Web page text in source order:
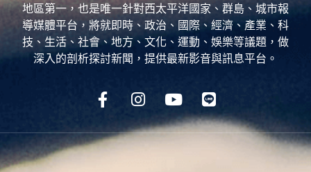
地區第一，也是唯一針對西太平洋國家、群島、城市報
導媒體平台，將就即時、政治、國際、經濟、產業、科
技、生活、社會、地方、文化、運動、娛樂等議題，做
深入的剖析探討新聞，提供最新影音與訊息平台。